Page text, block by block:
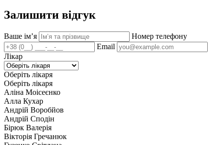
Залишити відгук
Ваше імʼя
Номер телефону
Email
Лікар
Оберіть лікаря
Оберіть лікаря
Аліна Моісеєнко
Алла Кухар
Андрій Воробйов
Андрій Сподін
Бірюк Валерія
Вікторія Гречанюк